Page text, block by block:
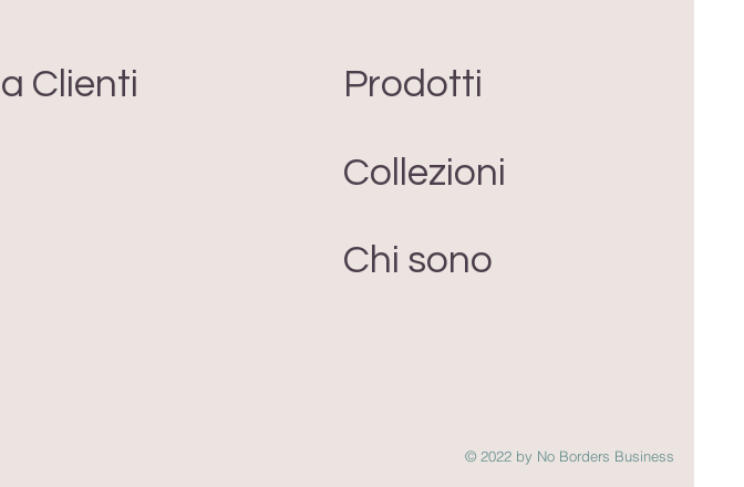
Clienti Prodotti
Collezioni
Chi sono
© 2022 by No Borders Business